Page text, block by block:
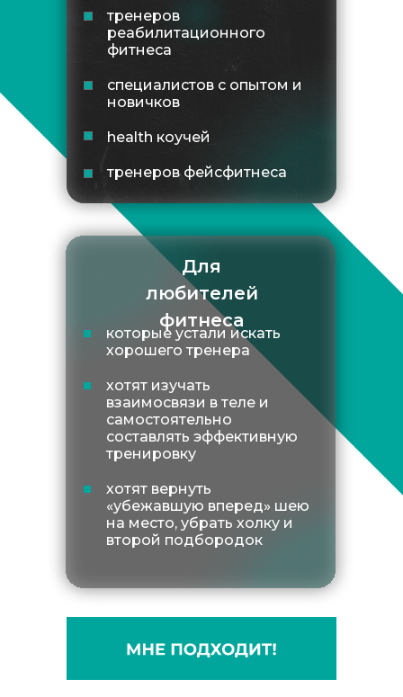
которые устали искать
хорошего тренера
хотят изучать
взаимосвязи в теле и
самостоятельно
составлять эффективную
тренировку
хотят вернуть
«убежавшую вперед» шею
на место, убрать холку и
второй подбородок
тренеров
реабилитационного
фитнеса
специалистов с опытом и
новичков
health коучей
тренеров фейсфитнеса
Для
любителей
фитнеса